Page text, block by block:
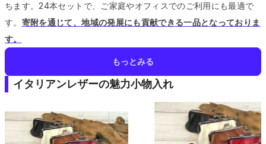
ちます。 24本セットで、ご家庭やオフィスでのご利用にも最適で
す。 寄附を通じて、地域の発展にも貢献できる一品となっておりま
す。
もっとみる
イタリアンレザーの魅力小物入れ